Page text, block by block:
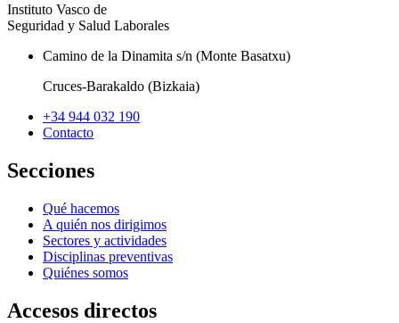
Instituto Vasco de
Seguridad y Salud Laborales
Camino de la Dinamita s/n (Monte Basatxu)
Cruces-Barakaldo (Bizkaia)
+34 944 032 190
Contacto
Secciones
Qué hacemos
A quién nos dirigimos
Sectores y actividades
Disciplinas preventivas
Quiénes somos
Accesos directos